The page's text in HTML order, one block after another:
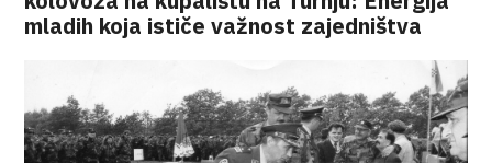
mladih koja ističe važnost zajedništva